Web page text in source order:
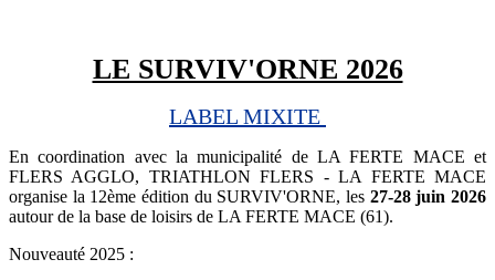
LE SURVIV'ORNE 2026
LABEL MIXITE
En coordination avec la municipalité de LA FERTE MACE et
FLERS AGGLO, TRIATHLON FLERS - LA FERTE MACE
organise la 12ème édition du SURVIV'ORNE, les 27-28juin 2026
autour de la base de loisirs de LA FERTE MACE (61).
Nouveauté 2025 :